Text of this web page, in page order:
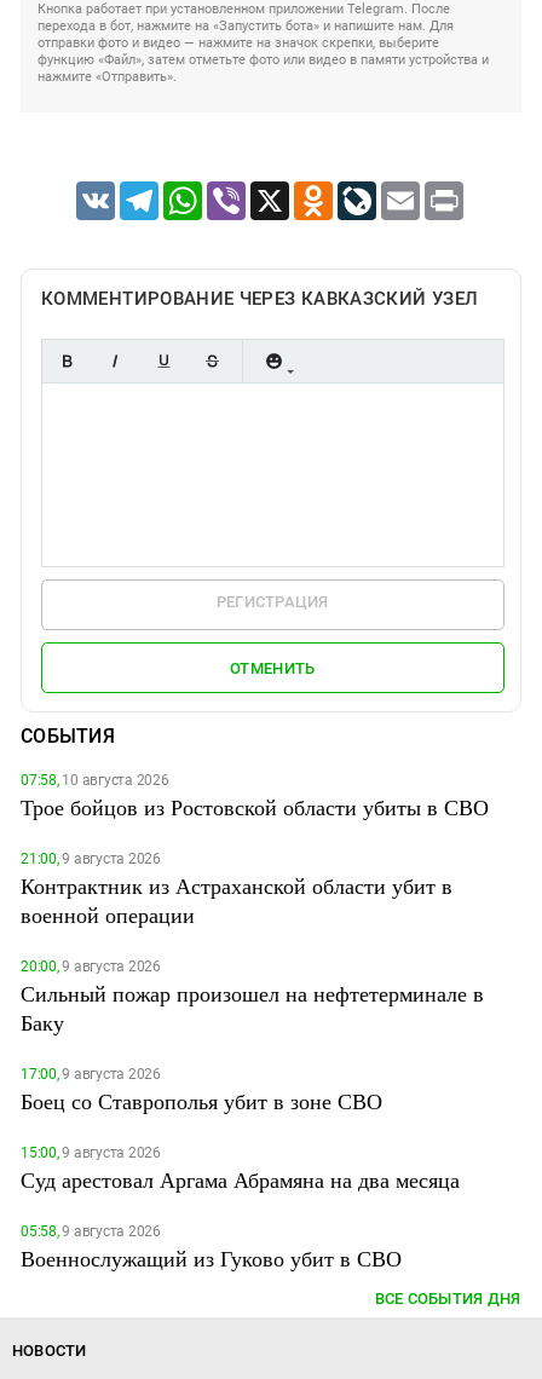
Кнопка работает при установленном приложении Telegram. После
перехода в бот, нажмите на «Запустить бота» и напишите нам. Для
отправки фото и видео — нажмите на значок скрепки, выберите
функцию «Файл», затем отметьте фото или видео в памяти устройства и
нажмите «Отправить».
VK TelegramWhatsApp
Viber X Odnoklassniki
LiveJournal
Email Print
КОММЕНТИРОВАНИЕ ЧЕРЕЗ КАВКАЗСКИЙ УЗЕЛ
РЕГИСТРАЦИЯ
ОТМЕНИТЬ
СОБЫТИЯ
07:58,10 августа 2026
Трое бойцов из Ростовской области убиты в СВО
21:00,9 августа 2026
Контрактник из Астраханской области убит в
военной операции
20:00,9 августа 2026
Сильный пожар произошел на нефтетерминале в
Баку
17:00,9 августа 2026
Боец со Ставрополья убит в зоне СВО
15:00,9 августа 2026
Суд арестовал Аргама Абрамяна на два месяца
05:58,9 августа 2026
Военнослужащий из Гуково убит в СВО
ВСЕ СОБЫТИЯ ДНЯ
НОВОСТИ